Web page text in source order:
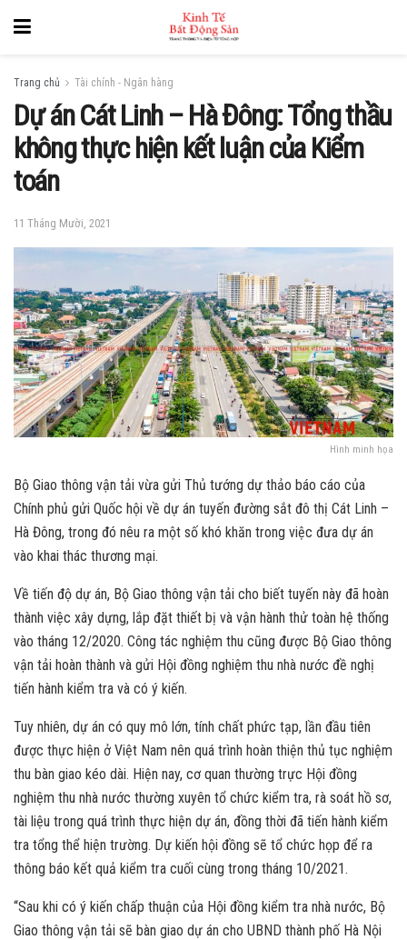
Trang chủ Tài chính - Ngân hàng
Dự án Cát Linh – Hà Đông: Tổng thầu
không thực hiện kết luận của Kiểm
toán
11 Tháng Mười, 2021
Hình minh họa
Bộ Giao thông vận tải vừa gửi Thủ tướng dự thảo báo cáo của
Chính phủ gửi Quốc hội về dự án tuyến đường sắt đô thị Cát Linh –
Hà Đông, trong đó nêu ra một số khó khăn trong việc đưa dự án
vào khai thác thương mại.
Về tiến độ dự án, Bộ Giao thông vận tải cho biết tuyến này đã hoàn
thành việc xây dựng, lắp đặt thiết bị và vận hành thử toàn hệ thống
vào tháng 12/2020. Công tác nghiệm thu cũng được Bộ Giao thông
vận tải hoàn thành và gửi Hội đồng nghiệm thu nhà nước đề nghị
tiến hành kiểm tra và có ý kiến.
Tuy nhiên, dự án có quy mô lớn, tính chất phức tạp, lần đầu tiên
được thực hiện ở Việt Nam nên quá trình hoàn thiện thủ tục nghiệm
thu bàn giao kéo dài. Hiện nay, cơ quan thường trực Hội đồng
nghiệm thu nhà nước thường xuyên tổ chức kiểm tra, rà soát hồ sơ,
tài liệu trong quá trình thực hiện dự án, đồng thời đã tiến hành kiểm
tra tổng thể hiện trường. Dự kiến hội đồng sẽ tổ chức họp để ra
thông báo kết quả kiểm tra cuối cùng trong tháng 10/2021.
“Sau khi có ý kiến chấp thuận của Hội đồng kiểm tra nhà nước, Bộ
Giao thông vận tải sẽ bàn giao dự án cho UBND thành phố Hà Nội